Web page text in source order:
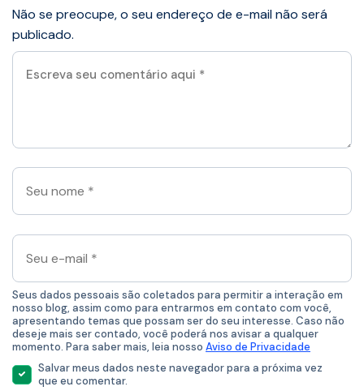
Não se preocupe, o seu endereço de e-mail não será
publicado.
Escreva
seu
Seu
nome
*
Seu
e-
mail
*
Seus dados pessoais são coletados para permitir a interação em
nosso blog, assim como para entrarmos em contato com você,
apresentando temas que possam ser do seu interesse. Caso não
deseje mais ser contado, você poderá nos avisar a qualquer
momento. Para saber mais, leia nosso Aviso de Privacidade
Salvar meus dados neste navegador para a próxima vez
que eu comentar.